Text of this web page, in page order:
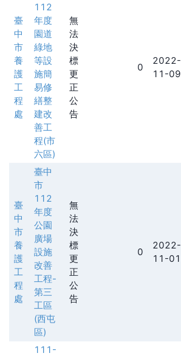
臺
中
市
養
護
工
程
處
112
年度
園道
綠地
等設
施簡
易修
繕整
建改
善工
程(市
六區)
無
法
決
標
更
正
公
告
0
2022-
11-09
臺
中
市
養
護
工
程
處
臺中
市
112
年度
公園
廣場
設施
改善
工程-
第三
工區
(西屯
區)
無
法
決
標
更
正
公
告
0
2022-
11-01
111-